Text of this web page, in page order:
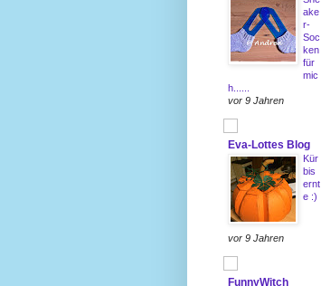
ake
r-
Soc
ken
für
mic
h......
vor 9 Jahren
Eva-Lottes Blog
Kür
bis
ernt
e :)
vor 9 Jahren
FunnyWitch